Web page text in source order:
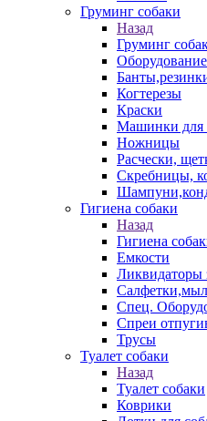
Груминг собаки
Назад
Груминг
Когтерезы
Краски
Машинки для
Ножницы
Расчески,
Скребницы,
Гигиена собаки
Назад
Гигиена
Емкости
Ликвидаторы
Спец.
Спреи
Трусы
Туалет собаки
Назад
Туалет собаки
Коврики